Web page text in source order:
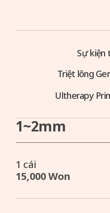
Sự kiện
Triệt lông
Ultherapy
1~2mm
1 cái
15,000 Won